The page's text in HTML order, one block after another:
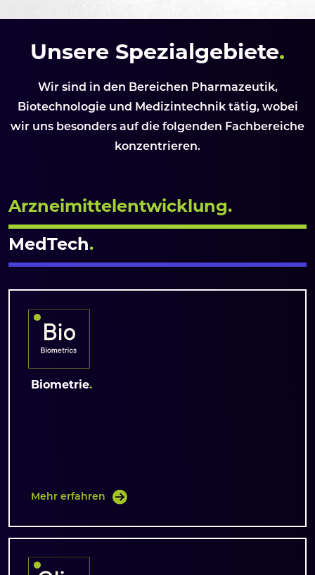
Unsere Spezialgebiete.
Wir sind in den Bereichen Pharmazeutik,
Biotechnologie und Medizintechnik tätig, wobei
wir uns besonders auf die folgenden Fachbereiche
konzentrieren.
Arzneimittelentwicklung.
MedTech.
Biometrie
Mehr erfahren